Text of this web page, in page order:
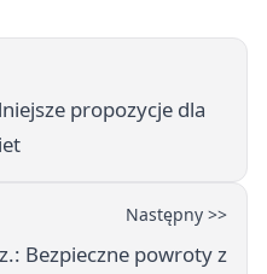
propozycje dla
Następny >>
Bezpieczne powroty z